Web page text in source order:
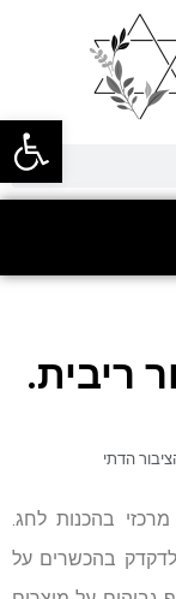
פתח
ריבית.
הדתי
בהכנות לחג.
בהכשרים על